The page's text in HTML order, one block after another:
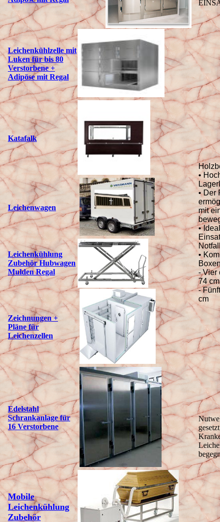
Leichenkühlzelle mit
Luken für bis 80
Verstorbene +
Adipöse mit Regal
Katafalk
Leichenwagen
Leichenkühlung
Zubehör Hubwagen
Mulden Regal
Zeichnungen +
Pläne für
Leichenzellen
Edelstahl
Schrankanlage für
16 Verstorbene
Mobile
Leichenkühlung
Zubehör
•
• Der
mit
•
•
- Vier
74
-
cm